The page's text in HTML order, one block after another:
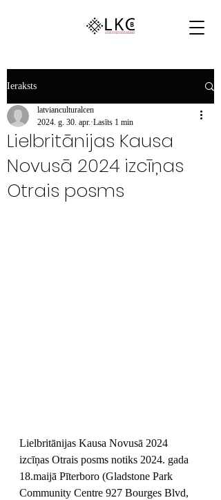
Ieraksts
Lielbritānijas Kausa
Novusā 2024 izcīņas
Otrais posms
latvianculturalcen
2024. g. 30. apr. Lasīts 1 min
Lielbritānijas Kausa Novusā 2024
izcīņas Otrais posms notiks 2024. gada
18.maijā Pīterboro (Gladstone Park
Community Centre 927 Bourges Blvd,